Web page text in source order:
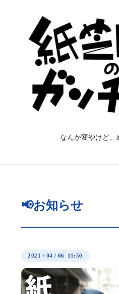
なんか変やけど、
📢お知らせ
2021 / 04 / 06 11:50